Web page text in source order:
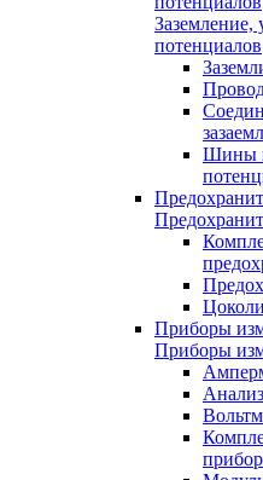
Заземление,
потенциалов
Шины
Приборы
Приборы